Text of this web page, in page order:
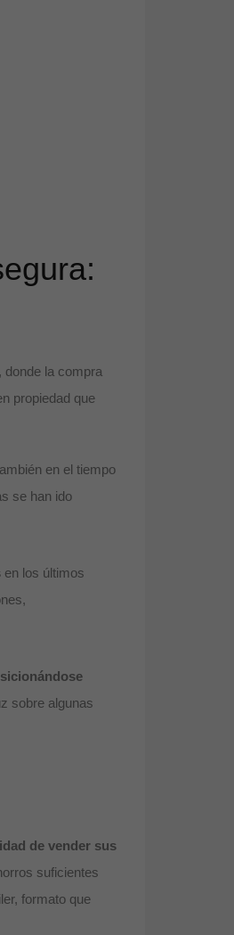
donde la compra
propiedad que
en el tiempo
se han ido
en los últimos
sobre algunas
de vender sus
suficientes
formato que